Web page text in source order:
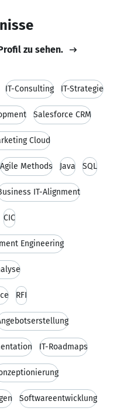
zu sehen.
IT-Consulting IT-Strategie
Salesforce CRM
Cloud
Agile Methods Java SQL
IT-Alignment
CIC
Engineering
RFI
IT-Roadmaps
Softwareentwicklung